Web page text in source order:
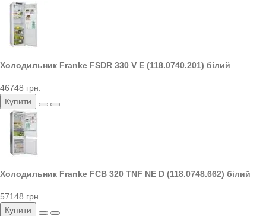
Холодильник Franke FSDR 330 V E (118.0740.201) білий
46748 грн.
Купити
Холодильник Franke FCB 320 TNF NE D (118.0748.662) білий
57148 грн.
Купити